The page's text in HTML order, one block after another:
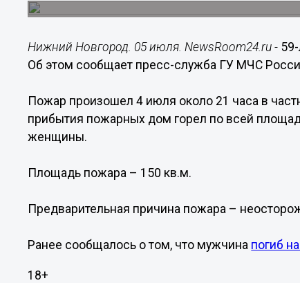
Нижний Новгород. 05 июля. NewsRoom24.ru -
Об этом сообщает пресс-служба ГУ МЧС
Пожар произошел 4 июля около 21 часа в
прибытия пожарных дом горел по всей
женщины.
Площадь пожара – 150 кв.м.
Предварительная причина пожара –
Ранее сообщалось о том, что мужчина погиб
18+